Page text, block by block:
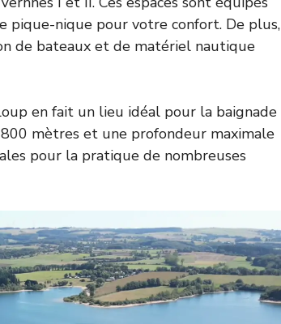
pique-nique pour votre confort. De plus,
de bateaux et de matériel nautique
en fait un lieu idéal pour la baignade
mètres et une profondeur maximale
pour la pratique de nombreuses